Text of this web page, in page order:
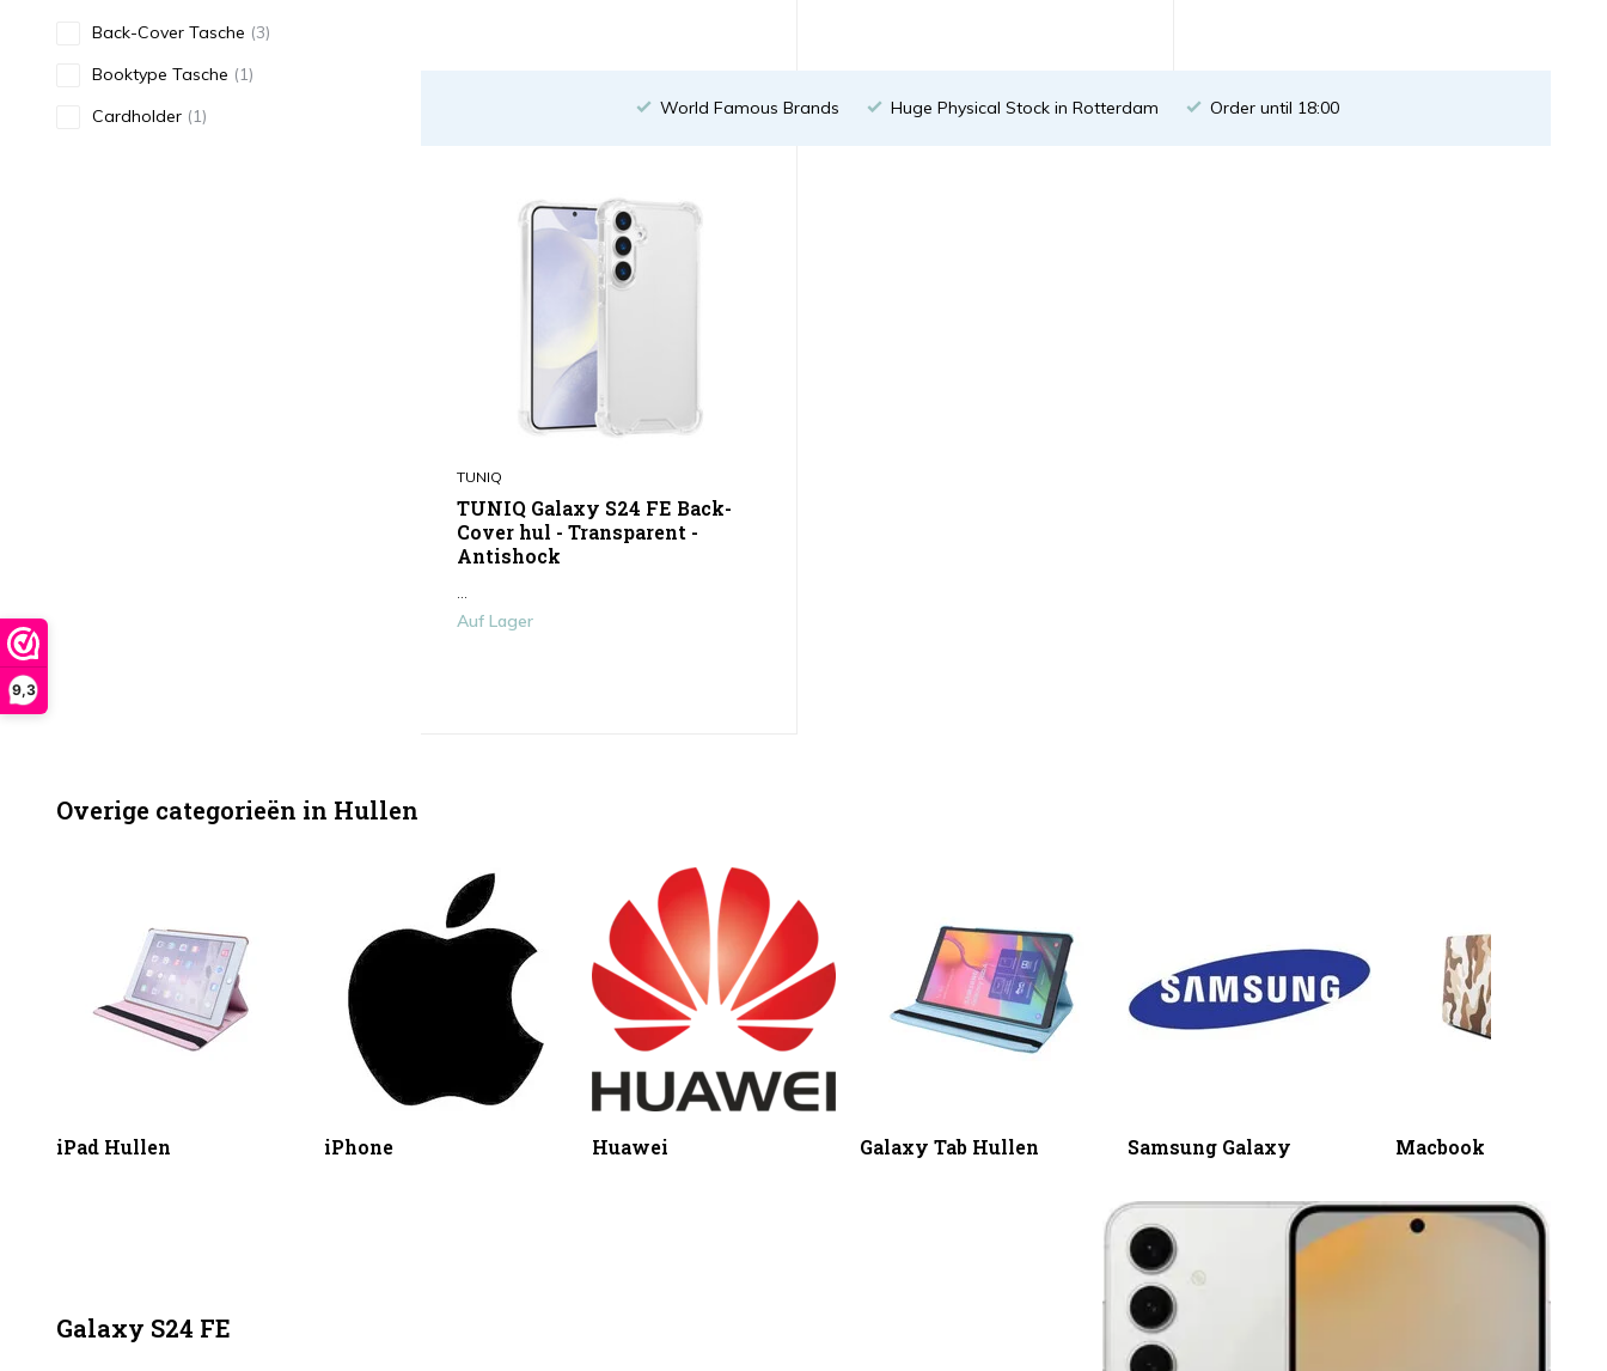
9,3
Back-Cover Tasche (3)
Booktype Tasche (1)
Cardholder (1) World Famous Brands Huge Physical Stock in Rotterdam Order until 18:00
TUNIQ
TUNIQ Galaxy S24 FE Back-
Cover hul - Transparent -
Antishock
...
Auf Lager
Overige categorieën in Hullen
iPad Hullen iPhone Huawei Galaxy Tab Hullen Samsung Galaxy Macbook
Galaxy S24 FE